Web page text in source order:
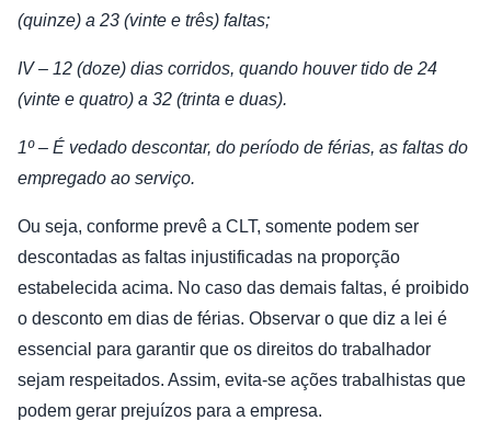
(quinze) a 23 (vinte e três) faltas;
IV – 12 (doze) dias corridos, quando houver tido de 24
(vinte e quatro) a 32 (trinta e duas).
1º – É vedado descontar, do período de férias, as faltas do
empregado ao serviço.
Ou seja, conforme prevê a CLT, somente podem ser
descontadas as faltas injustificadas na proporção
estabelecida acima. No caso das demais faltas, é proibido
o desconto em dias de férias. Observar o que diz a lei é
essencial para garantir que os direitos do trabalhador
sejam respeitados. Assim, evita-se ações trabalhistas que
podem gerar prejuízos para a empresa.